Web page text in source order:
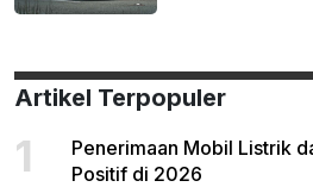
Artikel Terpopuler
1
Penerimaan Mobil Listrik
Positif di 2026